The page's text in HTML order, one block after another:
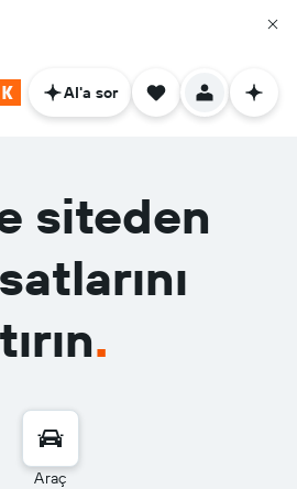
AI'a sor
siteden
.
Araç